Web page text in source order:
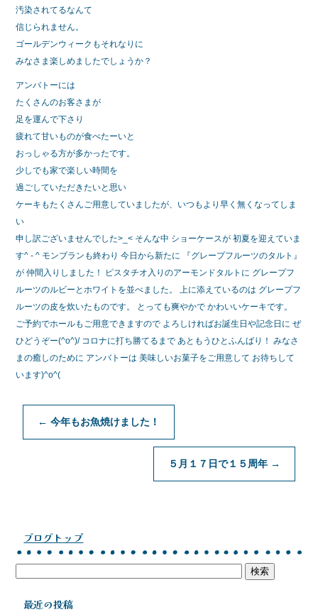
汚染されてるなんて
信じられません。
ゴールデンウィークもそれなりに
みなさま楽しめましたでしょうか？
アンバトーには
たくさんのお客さまが
足を運んで下さり
疲れて甘いものが食べたーいと
おっしゃる方が多かったです。
少しでも家で楽しい時間を
過ごしていただきたいと思い
ケーキもたくさんご用意していましたが、いつもより早く無くなってしま
い
申し訳ございませんでした>_< そんな中 ショーケースが 初夏を迎えていま
す^ - ^ モンブランも終わり 今日から新たに 『グレープフルーツのタルト』
が 仲間入りしました！ ピスタチオ入りのアーモンドタルトに グレープフ
ルーツのルビーとホワイトを並べました。 上に添えているのは グレープフ
ルーツの皮を炊いたものです。 とっても爽やかで かわいいケーキです。
ご予約でホールもご用意できますので よろしければお誕生日や記念日に ぜ
ひどうぞー(^o^)/ コロナに打ち勝てるまで あともうひとふんばり！ みなさ
まの癒しのために アンバトーは 美味しいお菓子をご用意して お待ちして
います)^o^(
← 今年もお魚焼けました！
５月１７日で１５周年 →
ブログトップ
最近の投稿